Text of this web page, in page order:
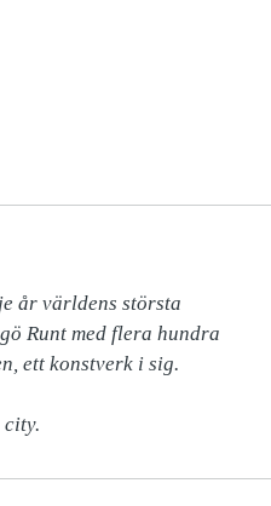
år världens största
Runt med flera hundra
ett konstverk i sig.